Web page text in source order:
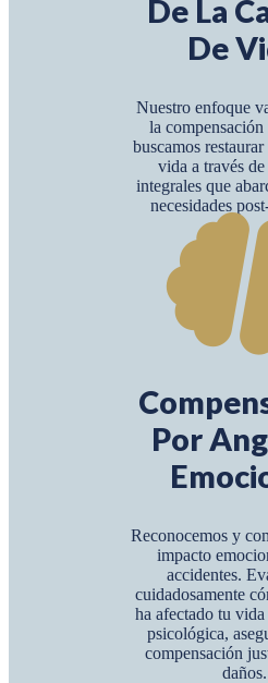
De La
De
Nuestro enfoque
la
buscamos
vida a través
integrales que
necesidades
Por
Reconocemos y
impacto
accidentes.
cuidadosamente
ha afectado tu
psicológica,
compensación
daños.